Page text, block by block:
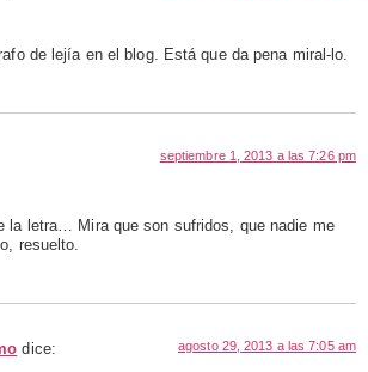
de lejía en el blog. Está que da pena miral-lo.
septiembre 1, 2013 a las 7:26 pm
la letra… Mira que son sufridos, que nadie me
resuelto.
dice: agosto 29, 2013 a las 7:05 am